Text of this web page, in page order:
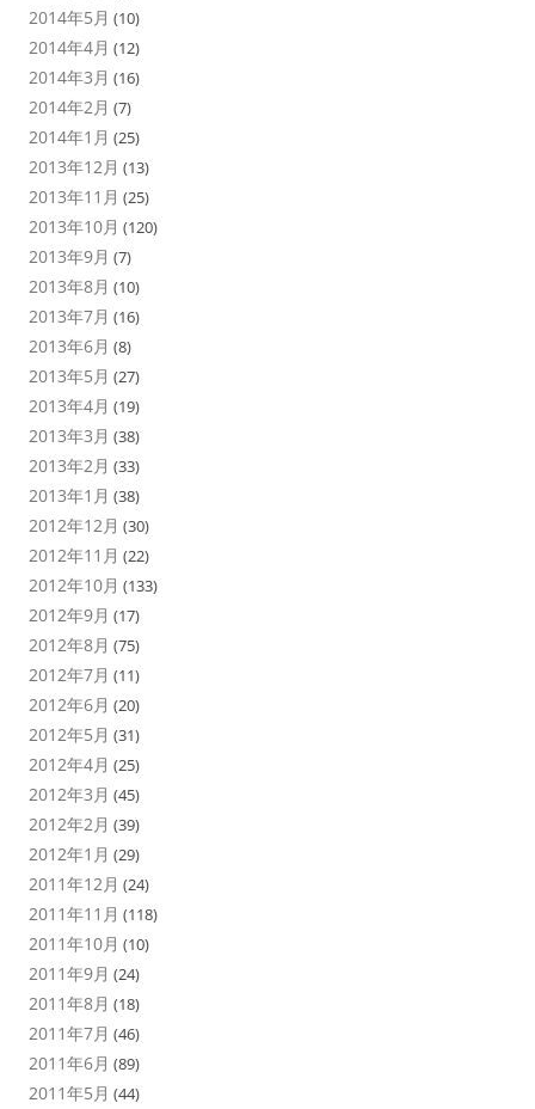
2014年5月 (10)
2014年4月 (12)
2014年3月 (16)
2014年2月 (7)
2014年1月 (25)
2013年12月 (13)
2013年11月 (25)
2013年10月 (120)
2013年9月 (7)
2013年8月 (10)
2013年7月 (16)
2013年6月 (8)
2013年5月 (27)
2013年4月 (19)
2013年3月 (38)
2013年2月 (33)
2013年1月 (38)
2012年12月 (30)
2012年11月 (22)
2012年10月 (133)
2012年9月 (17)
2012年8月 (75)
2012年7月 (11)
2012年6月 (20)
2012年5月 (31)
2012年4月 (25)
2012年3月 (45)
2012年2月 (39)
2012年1月 (29)
2011年12月 (24)
2011年11月 (118)
2011年10月 (10)
2011年9月 (24)
2011年8月 (18)
2011年7月 (46)
2011年6月 (89)
2011年5月 (44)